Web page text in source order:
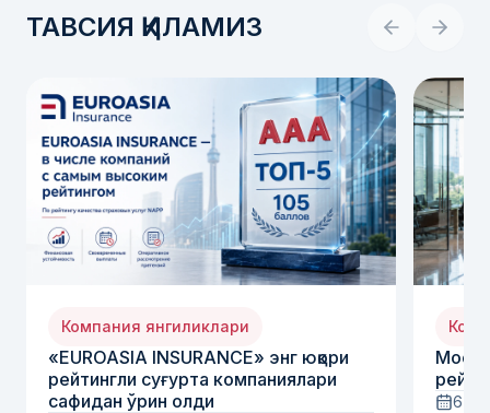
ТАВСИЯ ҚИЛАМИЗ
Компания янгиликлари
«EUROASIA INSURANCE» энг юқори
рейтингли суғурта компаниялари
сафидан ўрин олди
6